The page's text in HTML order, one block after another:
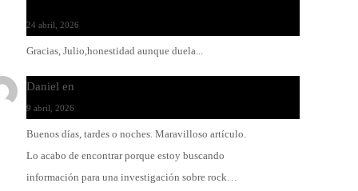
24 abril, 2026
Gracias, Julio,honestidad aunque duela...
Daniel en
9 abril, 2026
Buenos días, tardes o noches. Maravilloso artículo.
Lo acabo de encontrar porque estoy buscando
información para una investigación sobre rock…